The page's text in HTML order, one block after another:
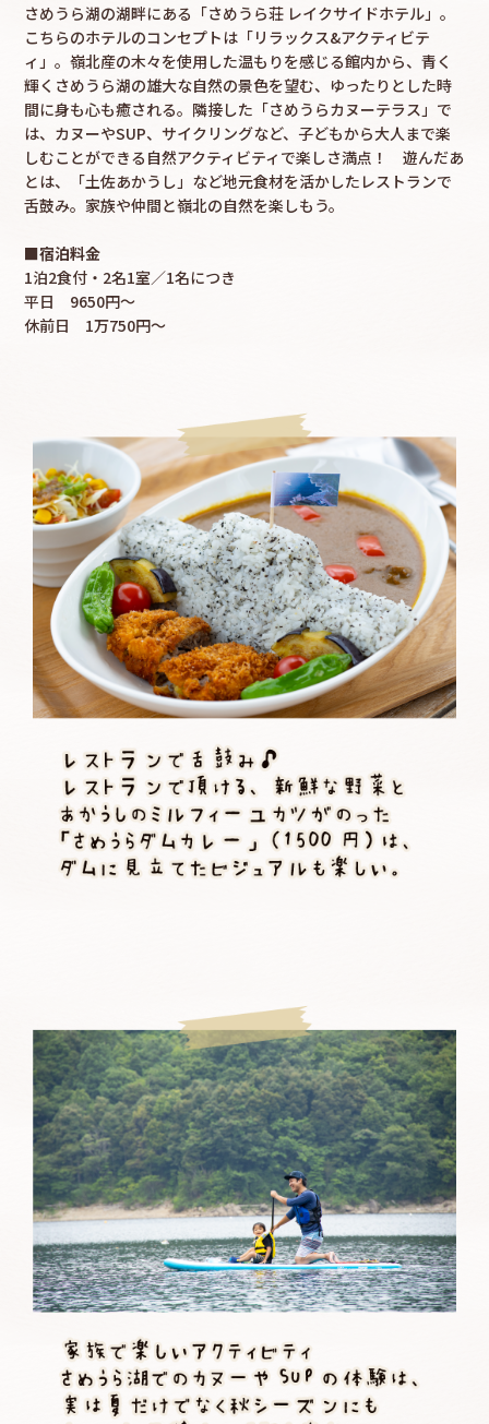
さめうら湖の湖畔にある「さめうら荘 レイクサイドホテル」。
こちらのホテルのコンセプトは「リラックス&アクティビテ
ィ」。嶺北産の木々を使用した温もりを感じる館内から、青く
輝くさめうら湖の雄大な自然の景色を望む、ゆったりとした時
間に身も心も癒される。隣接した「さめうらカヌーテラス」で
は、カヌーやSUP、サイクリングなど、子どもから大人まで楽
しむことができる自然アクティビティで楽しさ満点！ 遊んだあ
とは、「土佐あかうし」など地元食材を活かしたレストランで
舌鼓み。家族や仲間と嶺北の自然を楽しもう。
■宿泊料金
1泊2食付・2名1室／1名につき
平日 9650円～
休前日 1万750円～